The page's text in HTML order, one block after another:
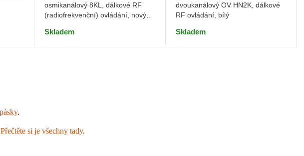
osmikanálový 8KL, dálkové RF
(radiofrekvenční) ovládání, nový
Skladem
dvoukanálový OV HN2K, dálkové
RF ovládání, bílý
Skladem
.
Přečtěte si je všechny tady.